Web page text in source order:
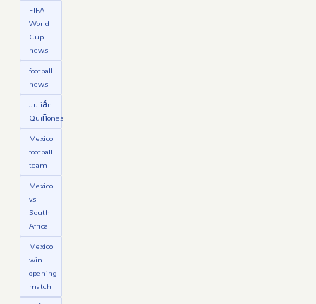
FIFA
World
Cup
news
football
news
Julián
Quiñones
Mexico
football
team
Mexico
vs
South
Africa
Mexico
win
opening
match